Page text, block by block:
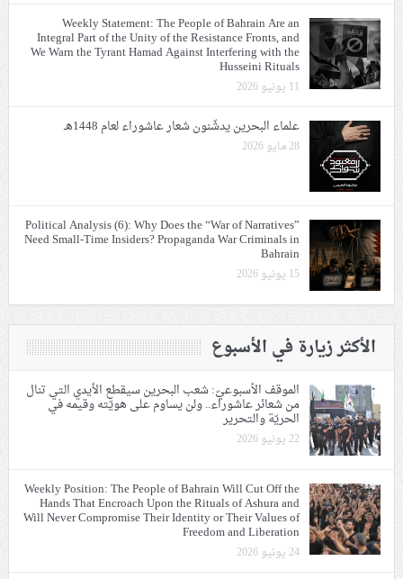
Weekly Statement: The People of Bahrain Are an
Integral Part of the Unity of the Resistance Fronts, and
We Warn the Tyrant Hamad Against Interfering with the
Husseini Rituals
11 يونيو 2026
علماء البحرين يدشّنون شعار عاشوراء لعام 1448هـ
28 مايو 2026
Political Analysis (6): Why Does the “War of Narratives”
Need Small-Time Insiders? Propaganda War Criminals in
Bahrain
15 يونيو 2026
الأكثر زيارة في الأسبوع
الموقف الأسبوعيّ: شعب البحرين سيقطع الأيدي التي تنال
من شعائر عاشوراء.. ولن يساوم على هويّته وقيمه في
الحريّة والتحرير
22 يونيو 2026
Weekly Position: The People of Bahrain Will Cut Off the
Hands That Encroach Upon the Rituals of Ashura and
Will Never Compromise Their Identity or Their Values of
Freedom and Liberation
24 يونيو 2026